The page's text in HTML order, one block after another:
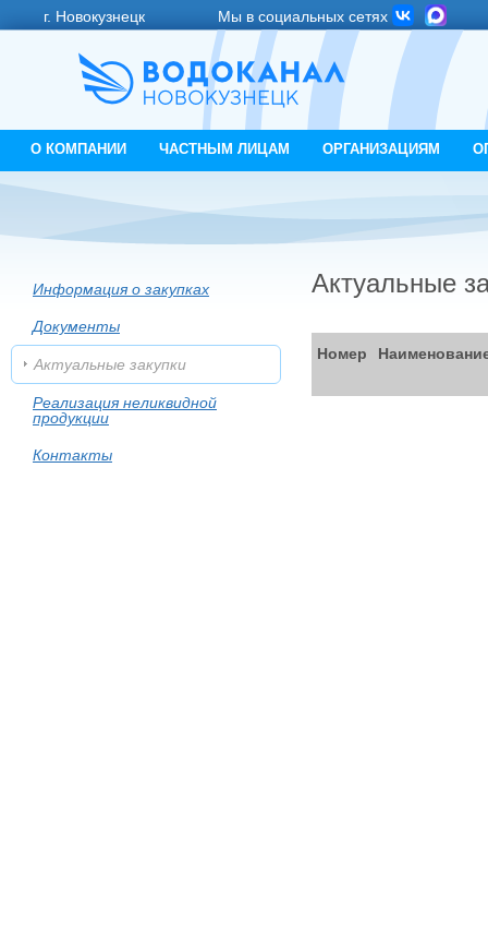
г. Новокузнецк Мы в социальных сетях
О КОМПАНИИ ЧАСТНЫМ ЛИЦАМ ОРГАНИЗАЦИЯМ
Информация о закупках
Документы
Актуальные закупки
Реализация неликвидной
продукции
Контакты
Актуальные
Номер